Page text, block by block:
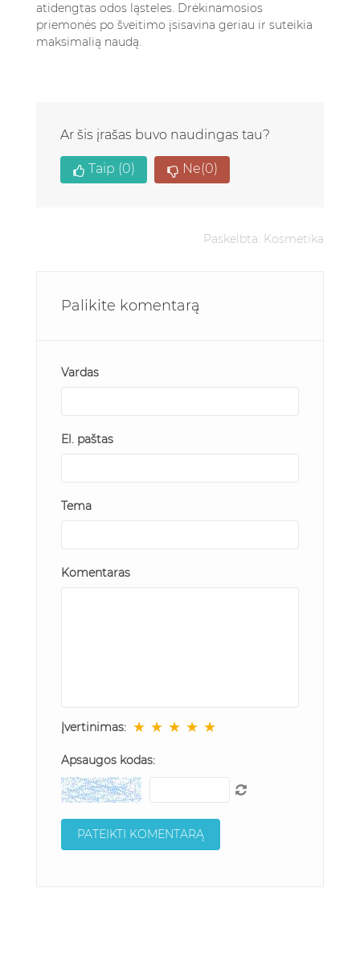
atidengtas odos ląsteles. Drėkinamosios
priemonės po šveitimo įsisavina geriau ir suteikia
maksimalią naudą.
Ar šis įrašas buvo naudingas tau?
Taip (0) Ne(0)
Paskelbta: Kosmetika
Palikite komentarą
Vardas
El. paštas
Tema
Komentaras
Įvertinimas: ★ ★ ★ ★ ★
Apsaugos kodas: